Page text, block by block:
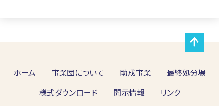
ホーム 事業団について 助成事業
最終処分場
様式ダウンロード
開示情報 リンク